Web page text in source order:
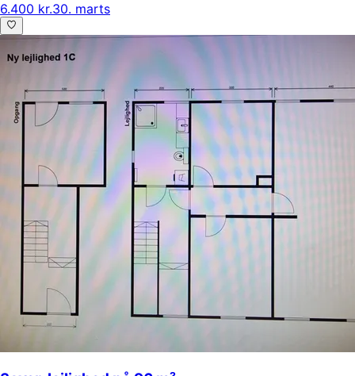
6.400 kr.30. marts